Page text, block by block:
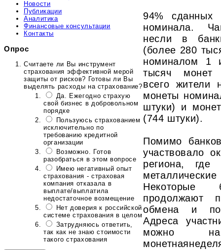
Новости
Публикации
Аналитика
Финансовые консультации
Контакты
Опрос
Считаете ли Вы инструмент
страхования эффективной мерой
защиты от рисков? Готовы ли Вы
выделять расходы на страхование?
Да. Ежегодно страхую
свой бизнес в добровольном
порядке
Пользуюсь страхованием
исключительно по
требованию кредитной
организации
Возможно. Готов
разобраться в этом вопросе
Имею негативный опыт
страхования - страховая
компания отказала в
выплате/выплатила
недостаточное возмещение
Нет доверия к российской
системе страхования в целом
Затрудняюсь ответить,
так как не знаю стоимости
такого страхования
94% сданных
номинала.
несли в
(более 280
номиналом 1
тысяч монет
всего жители
монеты
штуки) и
(744 штуки).
Помимо
участвовало
региона,
Некоторые
продолжают
обмена и
Адреса
можно